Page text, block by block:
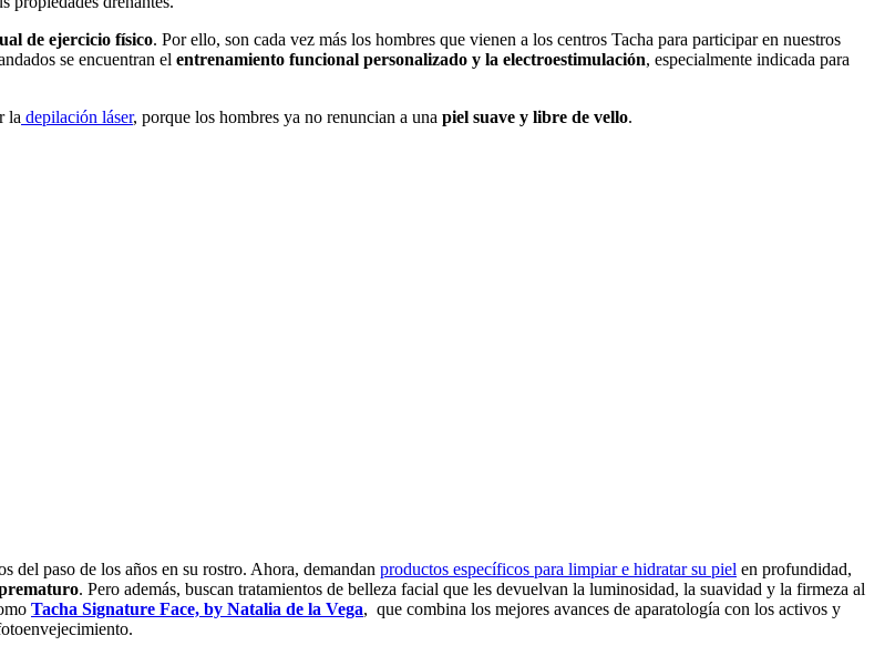
de ejercicio físico. Por ello, son cada vez más los hombres que vienen a los centros Tacha para participar en nuestros
se encuentran el entrenamiento funcional personalizado y la electroestimulación, especialmente indicada para
la depilación láser, porque los hombres ya no renuncian a una piel suave y libre de vello.
del paso de los años en su rostro. Ahora, demandan productos específicos para limpiar e hidratar su piel en profundidad,
. Pero además, buscan tratamientos de belleza facial que les devuelvan la luminosidad, la suavidad y la firmeza al
Tacha Signature Face, by Natalia de la Vega, que combina los mejores avances de aparatología con los activos y